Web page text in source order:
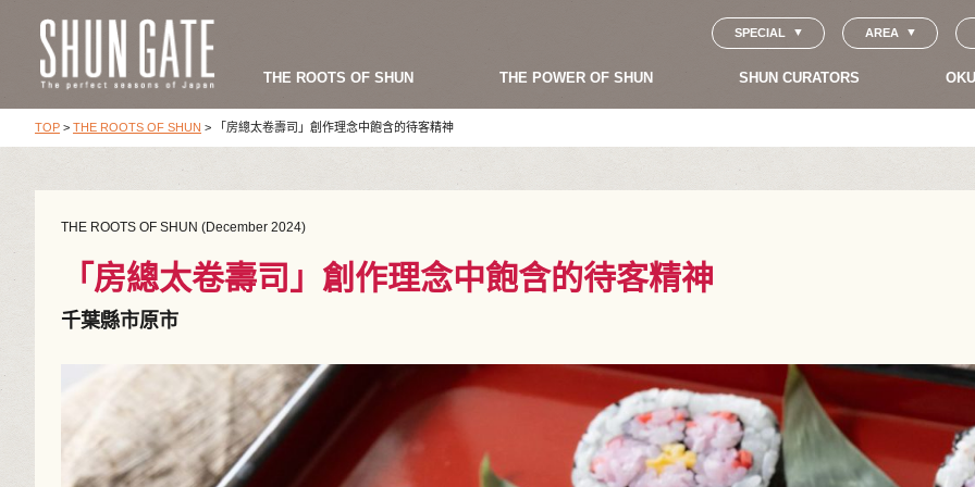
SPECIAL AREA
THE ROOTS OF SHUN THE POWER OF SHUN SHUN CURATORS
TOP > THE ROOTS OF SHUN > 「房總太卷壽司」創作理念中飽含的待客精神
THE ROOTS OF SHUN (December 2024)
「房總太卷壽司」創作理念中飽含的待客精神
千葉縣市原市